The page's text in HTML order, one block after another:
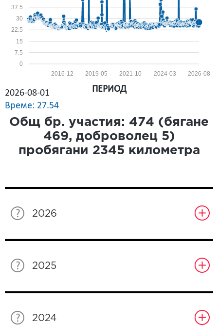
0
7.5
15
22.5
30
37.5
2026-08
2024-03
2021-10
2019-05
2016-12
2026-08-01
Време: 27.54
ПЕРИОД
Общ бр. участия: 474 (бягане
469, доброволец 5)
пробягани 2345 километра
2026
2025
2024